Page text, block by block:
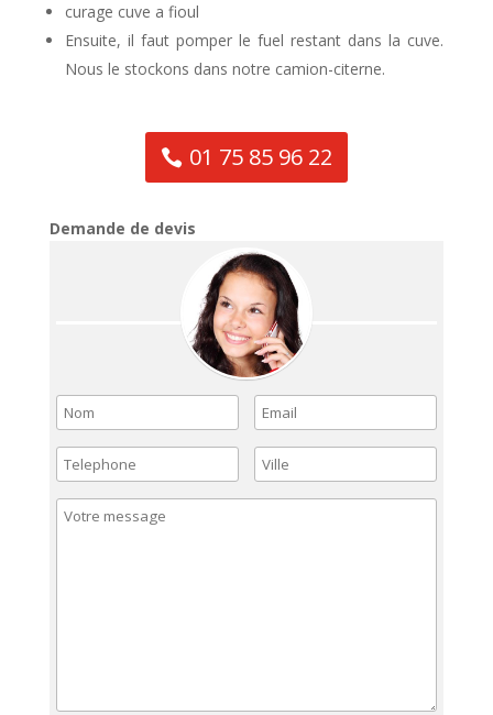
curage cuve a fioul
Ensuite, il faut pomper le fuel restant dans la cuve.
Nous le stockons dans notre camion-citerne.
01 75 85 96 22
Demande de devis